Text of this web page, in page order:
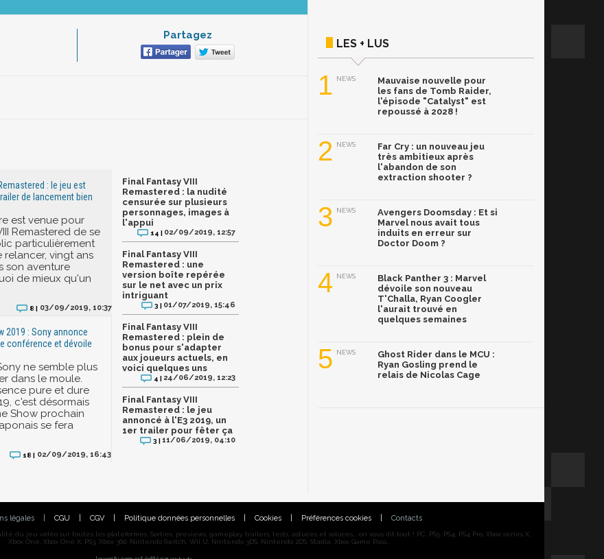
Partagez
: le jeu est
de lancement bien
est venue pour
Remastered de se
particulièrement
relancer, vingt ans
son aventure
de mieux qu'un
8 | 03/09/2019, 10:37
2019 : Sony annonce
conférence et dévoile
ne semble plus
dans le moule.
pure et dure
c'est désormais
Show prochain
se fera
18 | 02/09/2019, 16:43
Final Fantasy VIII
Remastered : la nudité
censurée sur plusieurs
personnages, images à
l'appui
14 | 02/09/2019, 12:57
Final Fantasy VIII
Remastered : une
version boîte repérée
sur le net avec un prix
intriguant
3 | 01/07/2019, 15:46
Final Fantasy VIII
Remastered : plein de
bonus pour s'adapter
aux joueurs actuels, en
voici quelques uns
4 | 24/06/2019, 12:23
Final Fantasy VIII
Remastered : le jeu
annoncé à l'E3 2019, un
1er trailer pour fêter ça
3 |11/06/2019, 04:10
LES + LUS
1 NEWS
Mauvaise nouvelle pour
les fans de Tomb Raider,
l'épisode "Catalyst" est
repoussé à 2028 !
2 NEWS
Far Cry : un nouveau jeu
très ambitieux après
l'abandon de son
extraction shooter ?
3 NEWS
Avengers Doomsday : Et si
Marvel nous avait tous
induits en erreur sur
Doctor Doom ?
4 NEWS
Black Panther 3 : Marvel
dévoile son nouveau
T'Challa, Ryan Coogler
l'aurait trouvé en
quelques semaines
5 NEWS
Ghost Rider dans le MCU :
Ryan Gosling prend le
relais de Nicolas Cage
légales CGU CGV Politique données personnelles Cookies Préférences cookies Contacts
du jeu vidéo sur toutes les plateformes. Sorties, previews, gameplay, trailers, tests, astuces et soluces... on vous dit tout ! PC, PS5, PS4, PS4 Pro, Xbox series X,
Xbox One, Xbox One X, PS3, Xbox 360, Nintendo Switch, Wii U, Nintendo 3DS, Nintendo 2DS, Stadia, Xbox Game Pass...